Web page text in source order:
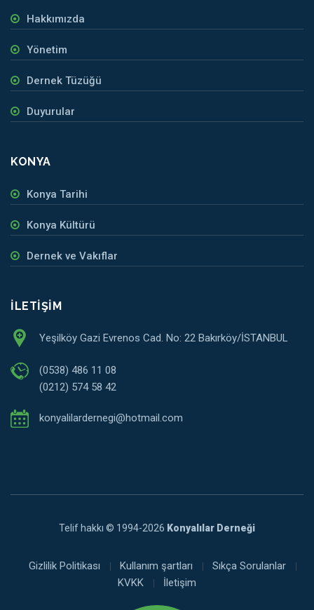
Hakkımızda
Yönetim
Dernek Tüzüğü
Duyurular
KONYA
Konya Tarihi
Konya Kültürü
Dernek ve Vakıflar
İLETIŞIM
Yeşilköy Gazi Evrenos Cad. No: 22 Bakırköy/İSTANBUL
(0538) 486 11 08
(0212) 574 58 42
konyalilardernegi@hotmail.com
Telif hakkı © 1994-2026 Konyalılar Derneği
Gizlilik Politikası Kullanım şartları
Sıkça Sorulanlar
KVKK
İletişim